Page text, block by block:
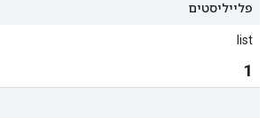
פלייליסטים
list
1